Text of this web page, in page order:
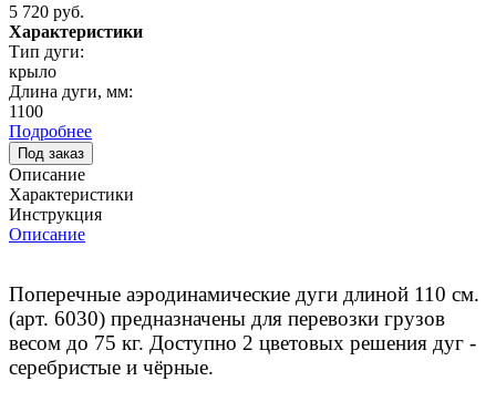
5 720 руб.
Характеристики
Тип дуги:
крыло
Длина дуги, мм:
1100
Подробнее
Под заказ
Описание
Характеристики
Инструкция
Описание
Поперечные аэродинамические дуги длиной 110 см.
(арт. 6030) предназначены для перевозки грузов
весом до 75 кг. Доступно 2 цветовых решения дуг -
серебристые и чёрные.